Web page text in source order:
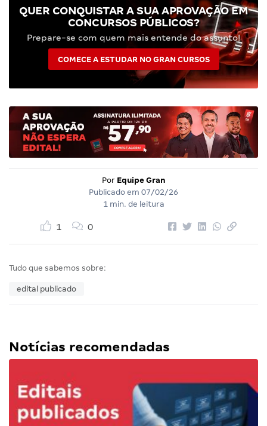
QUER CONQUISTAR A SUA APROVAÇÃO EM
CONCURSOS PÚBLICOS?
Prepare-se com quem mais entende do assunto!
COMECE A ESTUDAR NO GRAN CURSOS
Por Equipe Gran
Publicado em 07/02/26
1 min. de leitura
1 0
Tudo que sabemos sobre:
edital publicado
Notícias recomendadas